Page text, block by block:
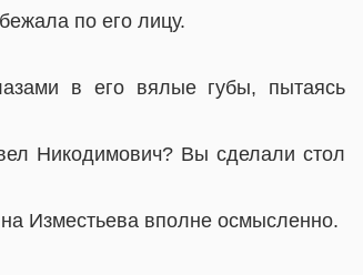
по его лицу.
в его вялые губы, пытаясь
Никодимович? Вы сделали стол
Изместьева вполне осмысленно.